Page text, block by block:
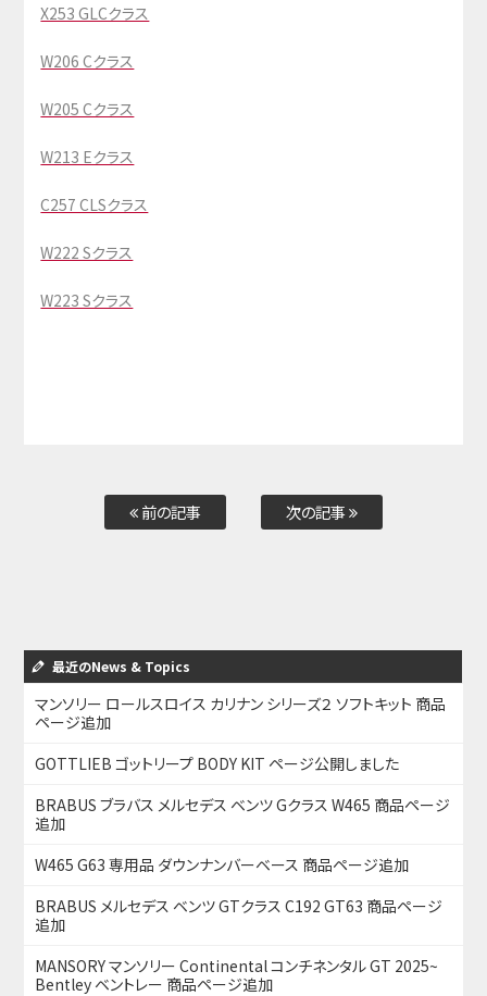
X253 GLCクラス
W206 Cクラス
W205 Cクラス
W213 Eクラス
C257 CLSクラス
W222 Sクラス
W223 Sクラス
前の記事 次の記事
最近のNews & Topics
マンソリー ロールスロイス カリナン シリーズ２ ソフトキット 商品
ページ追加
GOTTLIEB ゴットリープ BODY KIT ページ公開しました
BRABUS ブラバス メルセデス ベンツ Gクラス W465 商品ページ
追加
W465 G63 専用品 ダウンナンバーベース 商品ページ追加
BRABUS メルセデス ベンツ GTクラス C192 GT63 商品ページ
追加
MANSORY マンソリー Continental コンチネンタル GT 2025~
Bentley ベントレー 商品ページ追加